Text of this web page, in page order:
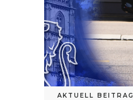
AKTUELL BEITRAG